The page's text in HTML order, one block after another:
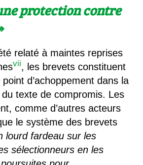
protection contre
relaté à maintes reprises
vii, les brevets constituent
d’achoppement dans la
texte de compromis. Les
comme d’autres acteurs
le système des brevets
lourd fardeau sur les
sélectionneurs en les